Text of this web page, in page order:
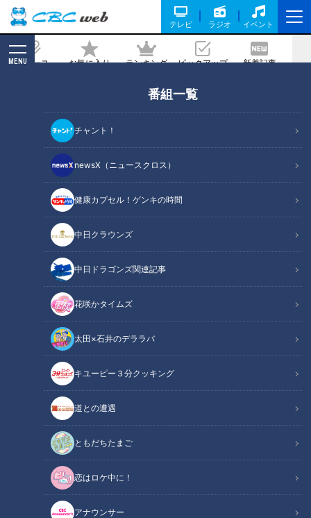
テレビ ラジオ イベント
ニュース お気に入り ランキング ピックアップ 新着記事
MENU
番組一覧
チャント！
newsX（ニュースクロス）
健康カプセル！ゲンキの時間
中日クラウンズ
中日ドラゴンズ関連記事
花咲かタイムズ
太田×石井のデララバ
キユーピー３分クッキング
道との遭遇
ともだちたまご
恋はロケ中に！
アナウンサー
ド！？ザクとろ食感がたまらない贅沢シ
ュークリームも！今食べるべき“新作パ
ン”とは
記事に戻る
CBCテレビ『花咲かタイムズ』
この記事の画像（全11枚）